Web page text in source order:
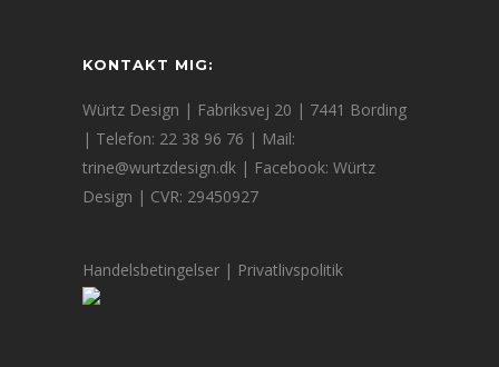
KONTAKT MIG:
Würtz Design | Fabriksvej 20 | 7441 Bording
| Telefon: 22 38 96 76 | Mail:
trine@wurtzdesign.dk | Facebook: Würtz
Design | CVR: 29450927
Handelsbetingelser | Privatlivspolitik